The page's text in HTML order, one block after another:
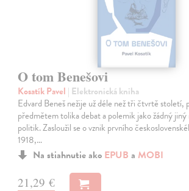
O tom Benešovi
Kosatík Pavel | Elektronická kniha
Edvard Beneš nežije už déle než tři čtvrtě století,
předmětem tolika debat a polemik jako žádný
politik. Zasloužil se o vznik prvního
1918,…
Na stiahnutie ako EPUB a MOBI
21,29 €